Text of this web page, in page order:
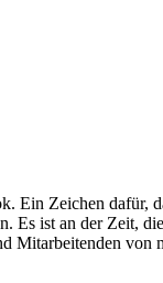
Ein Zeichen dafür,
Es ist an der Zeit,
Mitarbeitenden von